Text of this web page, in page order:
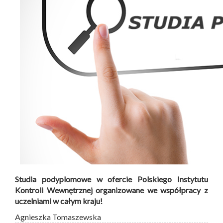
Studia podyplomowe w ofercie Polskiego Instytutu
Kontroli Wewnętrznej organizowane we współpracy z
uczelniami w całym kraju!
Agnieszka Tomaszewska